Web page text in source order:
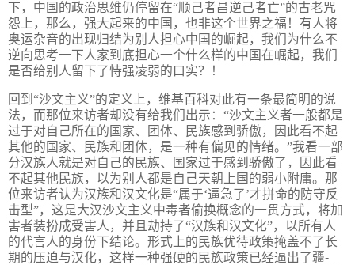
下，中国的政治思维仍停留在“顺己者昌逆己者亡”的古老咒
怨上，那么，强大起来的中国，也非这个世界之福！有人将
奥运杂音的出现归结为别人担心中国的崛起，我们为什么不
逆向思考一下人家到底担心一个什么样的中国在崛起，我们
是否给别人留下了恃强凌弱的口实？！
回到“沙文主义”的定义上，维基百科对此有一条最简明的说
法，而那位来访者却没有给我们出示：“沙文主义者一般都是
过于对自己所在的国家、团体、民族感到骄傲，因此看不起
其他的国家、民族和团体，是一种有偏见的情绪。”我看一部
分汉族人就是对自己的民族、国家过于感到骄傲了，因此看
不起其他民族，以为别人都是自己天朝上国的弱小附庸。那
位来访者认为汉族和汉文化是“属于‘逼急了’才拼命的防守反
击型”，这是大汉沙文主义中毒者偷换概念的一贯方式，将加
害者装扮成受害人，并且劫持了“汉族和汉文化”，以所有人
的代言人的身份下结论。形式上的民族优待政策掩盖不了长
期的压迫与汉化，这样一种强硬的民族政策已经逼出了疆-